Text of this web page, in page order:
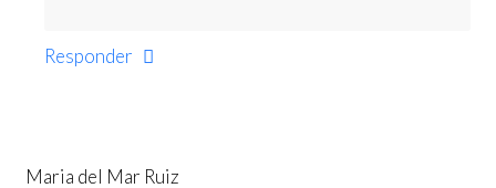
Responder
Maria del Mar Ruiz